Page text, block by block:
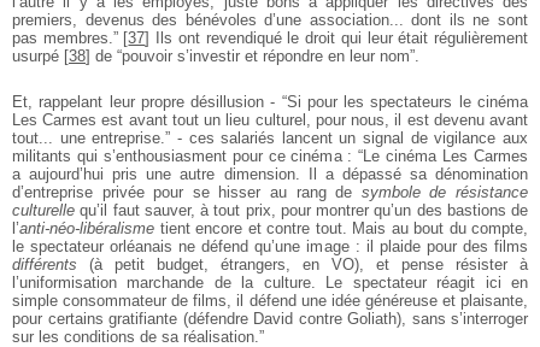
premiers, devenus des bénévoles d’une association... dont ils ne sont
pas membres.”[37]
Ils ont revendiqué le droit qui leur était régulièrement
usurpé [38] de “pouvoir s’investir et répondre en leur nom”.
Et, rappelant leur propre désillusion - “Si pour les spectateurs le cinéma
Les Carmes est avant tout un lieu culturel, pour nous, il est devenu avant
tout... une entreprise.” - ces salariés lancent un signal de vigilance aux
militants qui s’enthousiasment pour ce cinéma : “Le cinéma Les Carmes
a aujourd’hui pris une autre dimension. Il a dépassé sa dénomination
d’entreprise privée pour se hisser au rang de symbole de résistance
culturelle qu’il faut sauver, à tout prix, pour montrer qu’un des bastions de
l’anti-néo-libéralisme tient encore et contre tout. Mais au bout du compte,
le spectateur orléanais ne défend qu’une image : il plaide pour des films
différents (à petit budget, étrangers, en VO), et pense résister à
l’uniformisation marchande de la culture. Le spectateur réagit ici en
simple consommateur de films, il défend une idée généreuse et plaisante,
pour certains gratifiante (défendre David contre Goliath), sans s’interroger
sur les conditions de sa réalisation.”